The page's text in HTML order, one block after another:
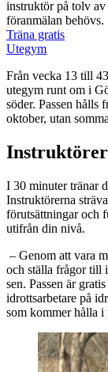
instruktör på tolv
föranmälan behövs.
Träna gratis
Utegym
Från vecka 13 till
utegym runt om i
söder. Passen hålls
oktober, utan
I 30 minuter tränar
Instruktörerna
förutsättningar och
utifrån din nivå.
– Genom att vara
och ställa frågor till
sen. Passen är
idrottsarbetare på
som kommer hålla i